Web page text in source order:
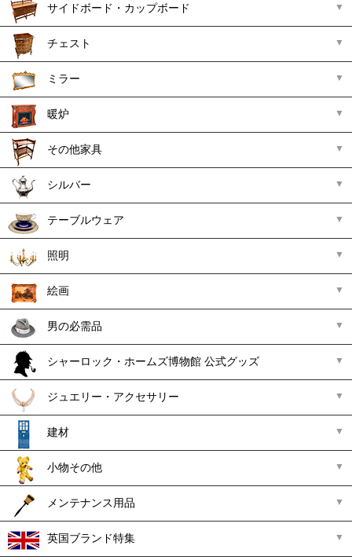
サイドボード・カップボード
チェスト
ミラー
暖炉
その他家具
シルバー
テーブルウェア
照明
絵画
男の必需品
シャーロック・ホームズ博物館 公式グッズ
ジュエリー・アクセサリー
建材
小物その他
メンテナンス用品
英国ブランド特集